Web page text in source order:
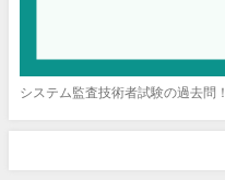
システム監査技術者試験の過去問！